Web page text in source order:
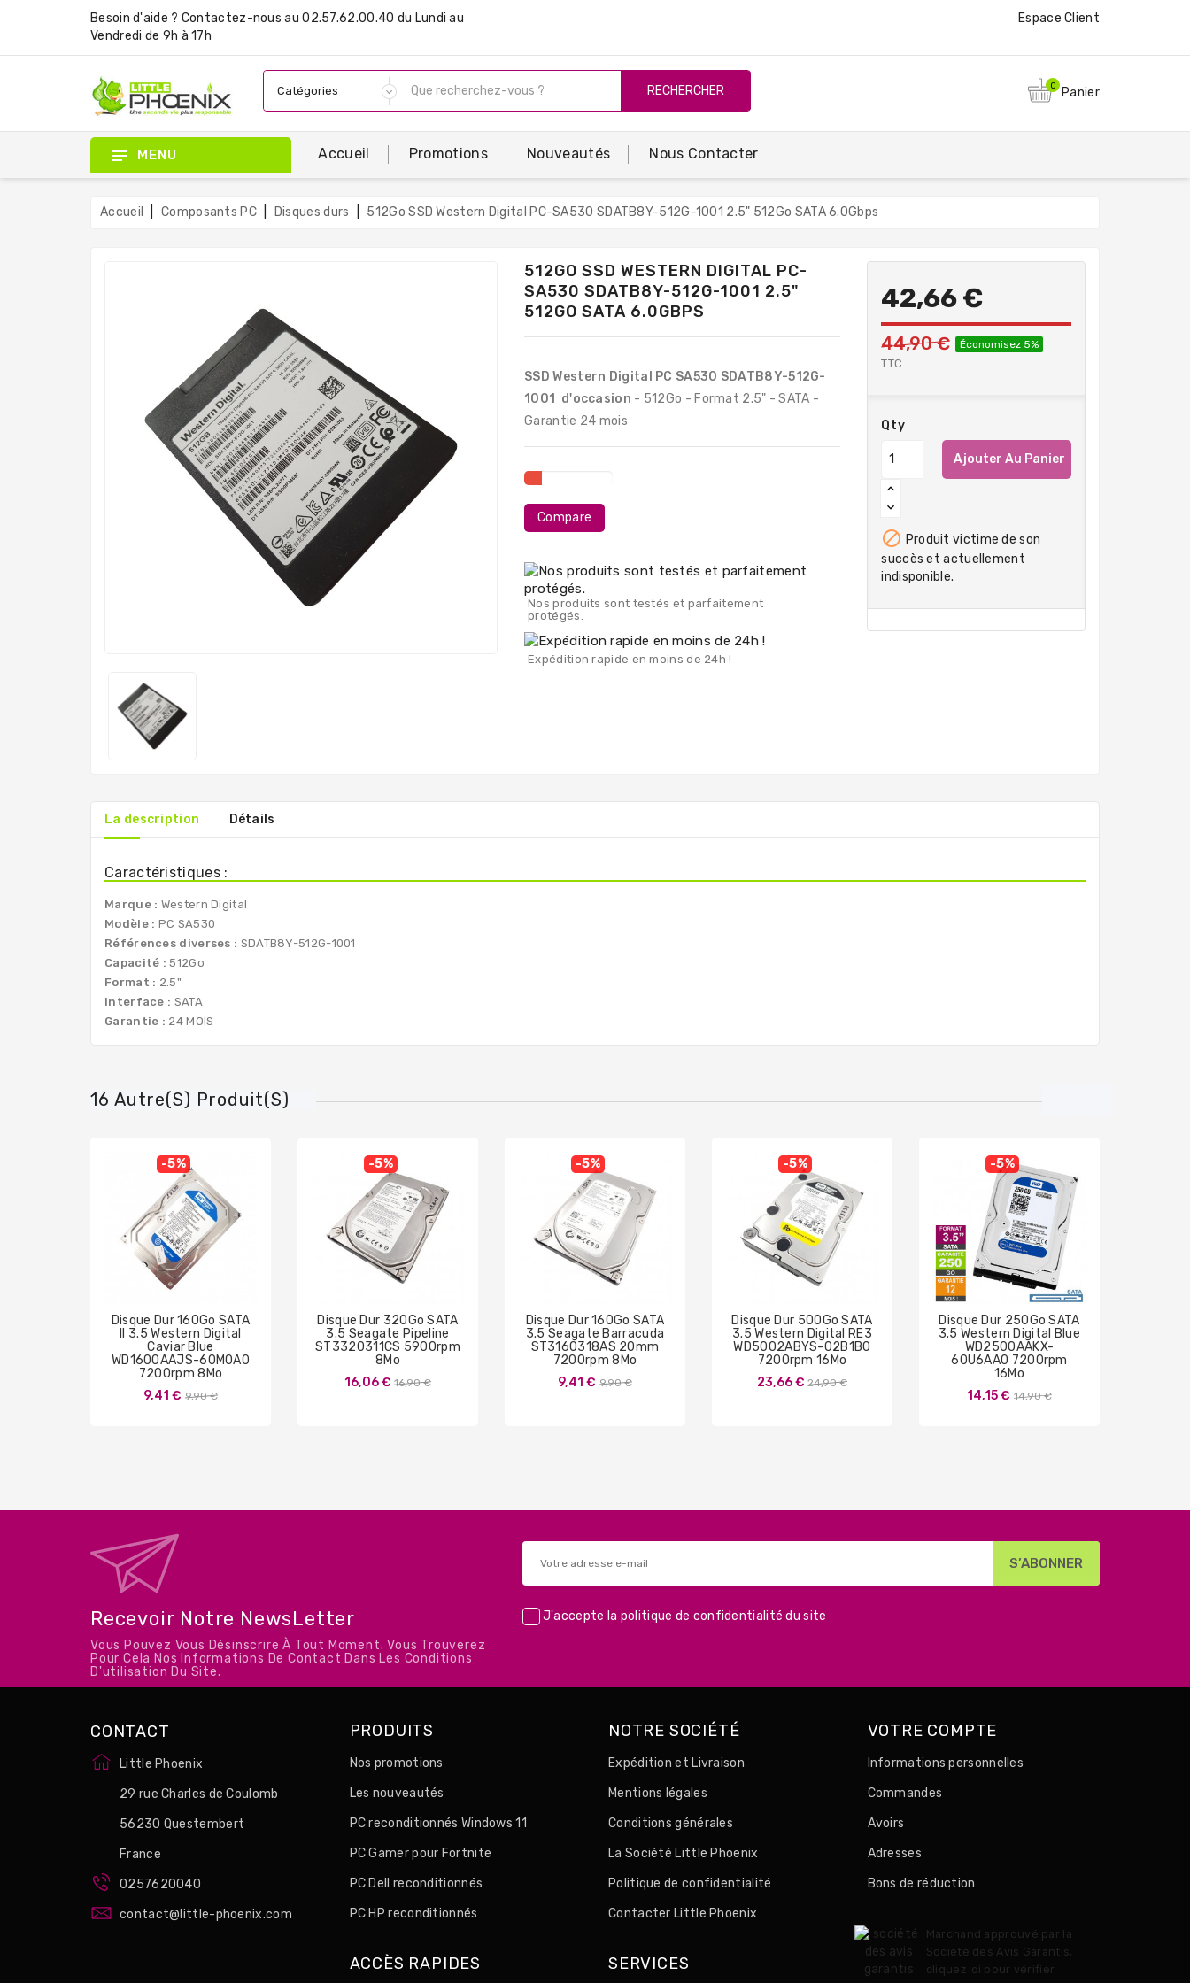
Besoin d'aide ? Contactez-nous au 02.57.62.00.40 du Lundi au
Vendredi de 9h à 17h
Espace Client
RECHERCHER 0 Panier
MENU Accueil Promotions Nouveautés Nous Contacter
Accueil Composants PC Disques durs 512Go SSD Western Digital PC-SA530 SDATB8Y-512G-1001 2.5" 512Go SATA 6.0Gbps
512GO SSD WESTERN DIGITAL PC-
SA530 SDATB8Y-512G-1001 2.5"
512GO SATA 6.0GBPS
SSD Western Digital PC SA530 SDATB8Y-512G-
1001 d'occasion - 512Go - Format 2.5" - SATA -
Garantie 24 mois
Compare
Nos produits sont testés et parfaitement
protégés.
Expédition rapide en moins de 24h !
42,66 €
44,90 € Économisez 5%
TTC
Qty
Ajouter Au Panier
 Produit victime de son
succès et actuellement
indisponible.
La description Détails
Caractéristiques :
Marque : Western Digital
Modèle : PC SA530
Références diverses : SDATB8Y-512G-1001
Capacité : 512Go
Format : 2.5"
Interface : SATA
Garantie : 24 MOIS
16 Autre(s) Produit(s)
-5%
Disque Dur 160Go SATA
II 3.5 Western Digital
Caviar Blue
WD1600AAJS-60M0A0
7200rpm 8Mo
9,41 € Prix
9,90 €
-5%
Disque Dur 320Go SATA
3.5 Seagate Pipeline
ST3320311CS 5900rpm
8Mo
16,06 € Prix
16,90 €
-5%
Disque Dur 160Go SATA
3.5 Seagate Barracuda
ST3160318AS 20mm
7200rpm 8Mo
9,41 € Prix
9,90 €
-5%
Disque Dur 500Go SATA
3.5 Western Digital RE3
WD5002ABYS-02B1B0
7200rpm 16Mo
23,66 € Prix
24,90 €
-5%
Disque Dur 250Go SATA
3.5 Western Digital Blue
WD2500AAKX-
60U6AA0 7200rpm
16Mo
14,15 € Prix
14,90 €
Recevoir Notre NewsLetter
Vous Pouvez Vous Désinscrire À Tout Moment. Vous Trouverez
Pour Cela Nos Informations De Contact Dans Les Conditions
D'utilisation Du Site.
J'accepte la politique de confidentialité du site
CONTACT
Little Phoenix
29 rue Charles de Coulomb
56230 Questembert
France
0257620040
contact@little-phoenix.com
PRODUITS
Nos promotions
Les nouveautés
PC reconditionnés Windows 11
PC Gamer pour Fortnite
PC Dell reconditionnés
PC HP reconditionnés
NOTRE SOCIÉTÉ
Expédition et Livraison
Mentions légales
Conditions générales
La Société Little Phoenix
Politique de confidentialité
Contacter Little Phoenix
ACCÈS RAPIDES SERVICES
VOTRE COMPTE
Informations personnelles
Commandes
Avoirs
Adresses
Bons de réduction
Marchand approuvé par la
Société des Avis Garantis,
cliquez ici pour vérifier.